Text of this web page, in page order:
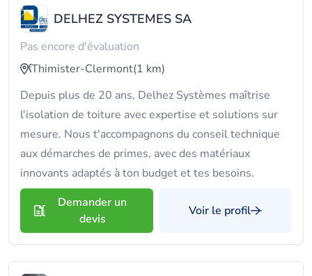
DELHEZ SYSTEMES SA
Pas encore d'évaluation
Thimister-Clermont(1 km)
Depuis plus de 20 ans, Delhez Systèmes maîtrise
l'isolation de toiture avec expertise et solutions sur
mesure. Nous t'accompagnons du conseil technique
aux démarches de primes, avec des matériaux
innovants adaptés à ton budget et tes besoins.
Demander un
devis
Voir le profil